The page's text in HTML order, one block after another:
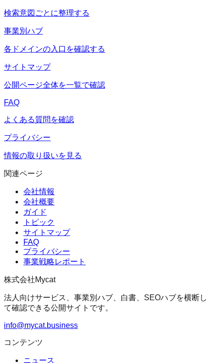
検索意図ごとに整理する
事業別ハブ
各ドメインの入口を確認する
サイトマップ
公開ページ全体を一覧で確認
FAQ
よくある質問を確認
プライバシー
情報の取り扱いを見る
関連ページ
会社情報
会社概要
ガイド
トピック
サイトマップ
FAQ
プライバシー
事業戦略レポート
株式会社Mycat
法人向けサービス、事業別ハブ、白書、SEOハブを横断し
て確認できる公開サイトです。
info@mycat.business
コンテンツ
ニュース